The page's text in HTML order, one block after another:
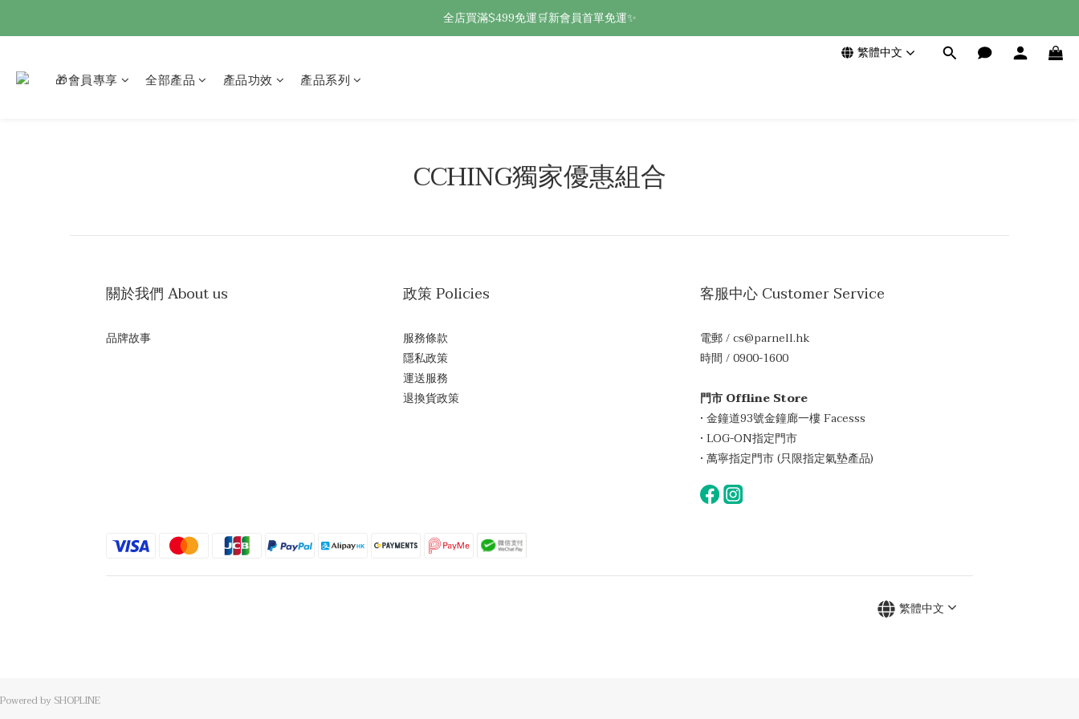
全店買滿$499免運🛒新會員首單免運✨
繁體中文
🎁會員專享 全部產品 產品功效 產品系列
CCHING獨家優惠組合
關於我們 About us
品牌故事
政策 Policies
服務條款
隱私政策
運送服務
退換貨政策
客服中心 Customer Service
電郵 / cs@parnell.hk
時間 / 0900-1600
門市 Offline Store
• 金鐘道93號金鐘廊一樓 Facesss
• LOG-ON指定門市
• 萬寧指定門市 (只限指定氣墊產品)
繁體中文
Powered by SHOPLINE